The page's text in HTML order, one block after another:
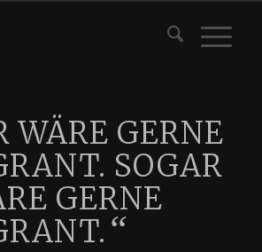
WÄRE GERNE
SOGAR
GERNE
“